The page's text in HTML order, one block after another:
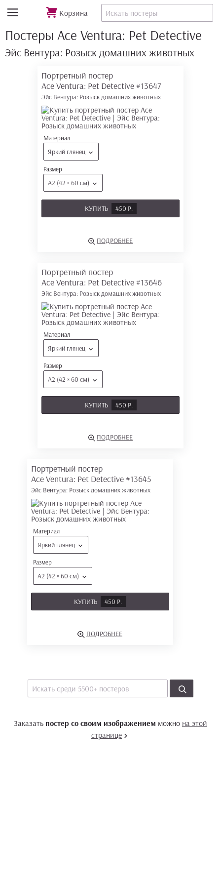
Корзина
Постеры Ace Ventura: Pet Detective
Эйс Вентура: Розыск домашних животных
Портретный постер
Ace Ventura: Pet Detective #13647
Эйс Вентура: Розыск домашних животных
Материал
Яркий глянец
Размер
А2 (42 × 60 см)
КУПИТЬ 450 Р.
ПОДРОБНЕЕ
Портретный постер
Ace Ventura: Pet Detective #13646
Эйс Вентура: Розыск домашних животных
Материал
Яркий глянец
Размер
А2 (42 × 60 см)
КУПИТЬ 450 Р.
ПОДРОБНЕЕ
Портретный постер
Ace Ventura: Pet Detective #13645
Эйс Вентура: Розыск домашних животных
Материал
Яркий глянец
Размер
А2 (42 × 60 см)
КУПИТЬ 450 Р.
ПОДРОБНЕЕ
Заказать постер со своим изображением можно на этой
странице